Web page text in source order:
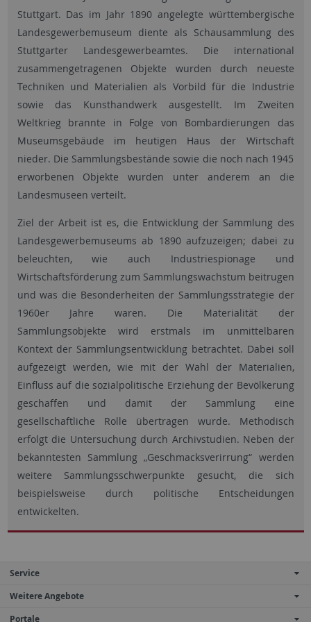
Stuttgart. Das im Jahr 1890 angelegte württembergische
Landesgewerbemuseum diente als Schausammlung des
Stuttgarter Landesgewerbeamtes. Die international
zusammengetragenen Objekte wurden durch neueste
Techniken und Materialien als Vorbild für die Industrie
sowie das Kunsthandwerk ausgestellt. Im Zweiten
Weltkrieg brannte in Folge von Bombardierungen das
Museumsgebäude im heutigen Haus der Wirtschaft
nieder. Die Sammlungsbestände sowie die noch nach 1945
erworbenen Objekte wurden unter anderem an die
Landesmuseen verteilt.
Ziel der Arbeit ist es, die Entwicklung der Sammlung des
Landesgewerbemuseums ab 1890 aufzuzeigen; dabei zu
beleuchten, wie auch Industriespionage und
Wirtschaftsförderung zum Sammlungswachstum beitrugen
und was die Besonderheiten der Sammlungsstrategie der
1960er Jahre waren. Die Materialität der
Sammlungsobjekte wird erstmals im unmittelbaren
Kontext der Sammlungsentwicklung betrachtet. Dabei soll
aufgezeigt werden, wie mit der Wahl der Materialien,
Einfluss auf die sozialpolitische Erziehung der Bevölkerung
geschaffen und damit der Sammlung eine
gesellschaftliche Rolle übertragen wurde. Methodisch
erfolgt die Untersuchung durch Archivstudien. Neben der
bekanntesten Sammlung „Geschmacksverirrung“ werden
weitere Sammlungsschwerpunkte gesucht, die sich
beispielsweise durch politische Entscheidungen
entwickelten.
Service
Weitere Angebote
Portale